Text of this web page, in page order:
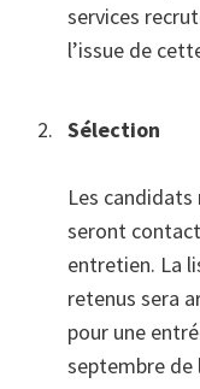
services
l’issue de
Sélection
Les candidats
seront
entretien. La
retenus sera
pour une
septembre de